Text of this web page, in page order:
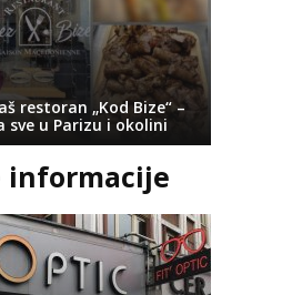
restoran „Kod Bize“ –
sve u Parizu i okolini
informacije